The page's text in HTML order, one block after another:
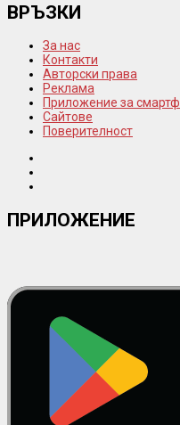
ВРЪЗКИ
За нас
Контакти
Авторски права
Реклама
Приложение за
Сайтове
Поверителност
ПРИЛОЖЕНИЕ